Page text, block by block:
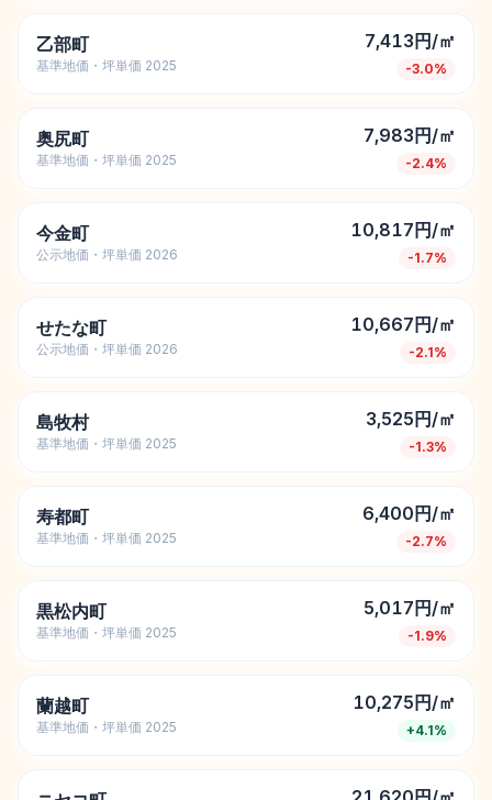
乙部町
基準地価・坪単価 2025
7,413円/㎡
-3.0%
奥尻町
基準地価・坪単価 2025
7,983円/㎡
-2.4%
今金町
公示地価・坪単価 2026
10,817円/㎡
-1.7%
せたな町
公示地価・坪単価 2026
10,667円/㎡
-2.1%
島牧村
基準地価・坪単価 2025
3,525円/㎡
-1.3%
寿都町
基準地価・坪単価 2025
6,400円/㎡
-2.7%
黒松内町
基準地価・坪単価 2025
5,017円/㎡
-1.9%
蘭越町
基準地価・坪単価 2025
10,275円/㎡
+4.1%